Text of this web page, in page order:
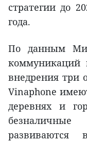
стратегии до
года.
По данным
коммуникаций
внедрения три
Vinaphone
деревнях и
развиваются